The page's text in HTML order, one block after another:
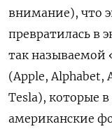
внимание), что
превратилась в
так называемой
(Apple, Alphabet,
Tesla), которые
американские